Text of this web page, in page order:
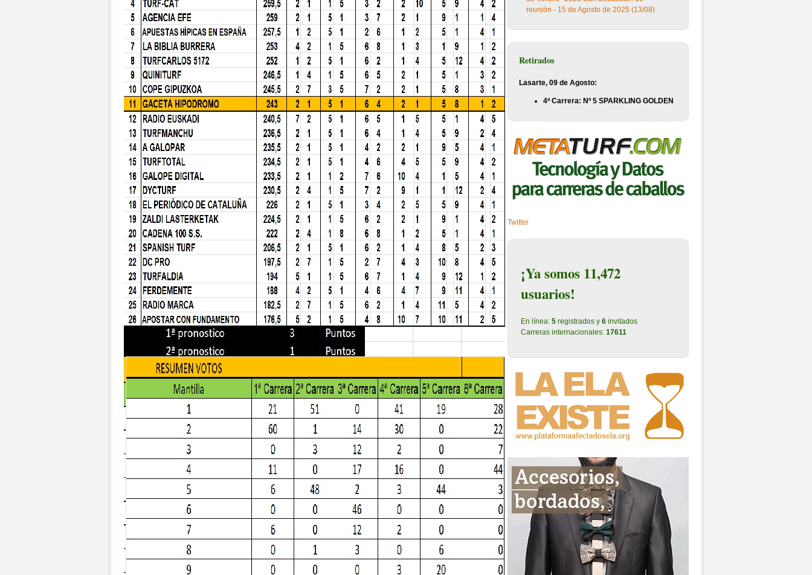
reunión - 15 de Agosto de 2025 (13/08)
Retirados
Lasarte, 09 de Agosto:
4ª Carrera: Nº 5 SPARKLING GOLDEN
Twitter
¡Ya somos 11,472
usuarios!
En línea:5 registrados y6 invitados
Carreras internacionales:17611